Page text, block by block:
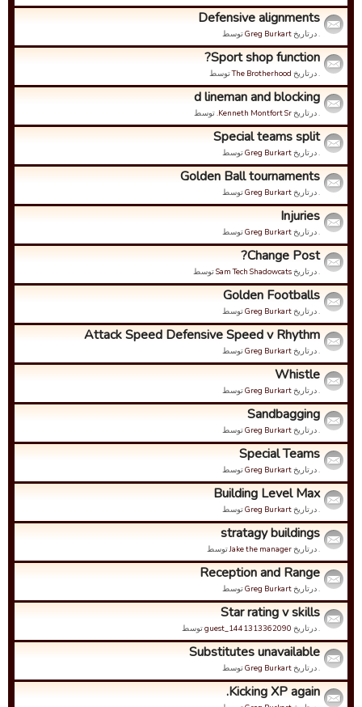
Defensive alignments
. درتاریخGreg Burkartتوسط
Sport shop function?
. درتاریخ The Brotherhoodتوسط
d lineman and blocking
. درتاریخKenneth Montfort Sr. توسط
Special teams split
. درتاریخGreg Burkartتوسط
Golden Ball tournaments
. درتاریخGreg Burkartتوسط
Injuries
. درتاریخGreg Burkartتوسط
Change Post?
. درتاریخSam Tech Shadowcatsتوسط
Golden Footballs
. درتاریخGreg Burkartتوسط
Attack Speed Defensive Speed v Rhythm
. درتاریخGreg Burkartتوسط
Whistle
. درتاریخGreg Burkartتوسط
Sandbagging
. درتاریخGreg Burkartتوسط
Special Teams
. درتاریخGreg Burkartتوسط
Building Level Max
. درتاریخGreg Burkartتوسط
stratagy buildings
. درتاریخJake the managerتوسط
Reception and Range
. درتاریخGreg Burkartتوسط
Star rating v skills
. درتاریخ guest_1441313362090توسط
Substitutes unavailable
. درتاریخGreg Burkartتوسط
Kicking XP again.